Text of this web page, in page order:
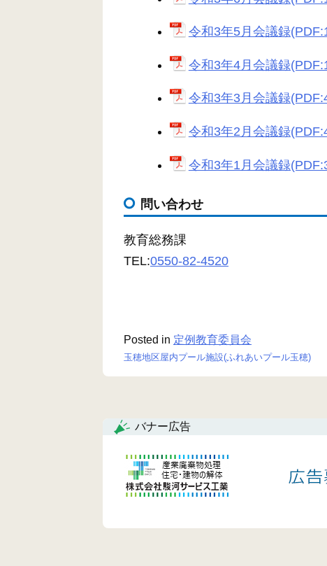
令和3年5月会議録
令和3年4月会議録
令和3年3月会議録
令和3年2月会議録
令和3年1月会議録
問い合わせ
教育総務課
TEL:0550-82-4520
Posted in 定例教育委員会
ナ
ビ
ゲ
シ
玉穂地区屋内プール施設(ふれあいプール玉穂)
バナー広告